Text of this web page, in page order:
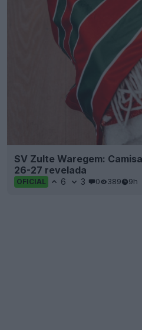
SV Zulte Waregem:
26-27 revelada
OFICIAL 6 3 0 389 9h